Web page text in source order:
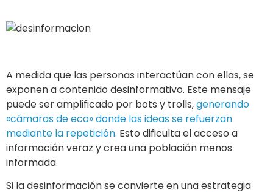
Si la desinformación se convierte en una estrategia
contra estos ataques?El reto actual es desarrollar
estrategias efectivas que prevengan la propagación
de desinformación, reduzcan su viralización y
proporcionen información veraz para refutarla y
reparar los daños.
Regulaciones